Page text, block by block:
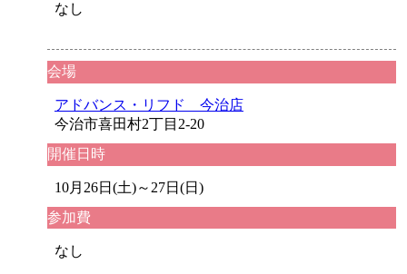
なし
会場
アドバンス・リフド 今治店
今治市喜田村2丁目2-20
開催日時
10月26日(土)～27日(日)
参加費
なし